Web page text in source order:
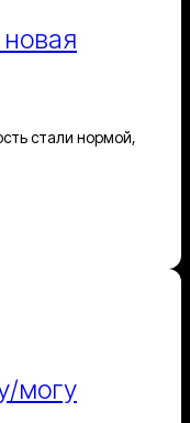
стали нормой,
могу